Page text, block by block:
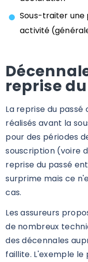
Sous-traiter
activité
reprise
La reprise du
réalisés avant la
pour des périodes
souscription (voire
reprise du passé
surprime mais ce
cas.
Les assureurs
de nombreux
des décennales
faillite. L'exemple